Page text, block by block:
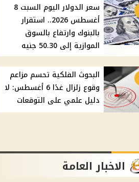
سعر الدولار اليوم السبت 8
أغسطس 2026.. استقرار
بالبنوك وارتفاع بالسوق
الموازية إلى 50.30 جنيه
البحوث الفلكية تحسم مزاعم
وقوع زلزال غدًا 6 أغسطس: لا
دليل علمي على التوقعات
الاخبار العامة